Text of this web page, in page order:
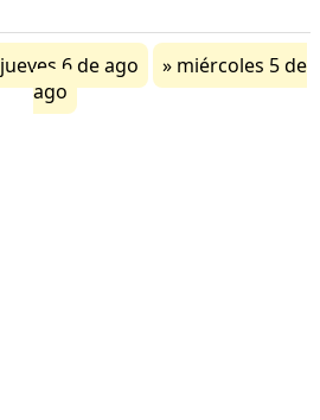
jueves 6 de ago
miércoles 5 de
ago